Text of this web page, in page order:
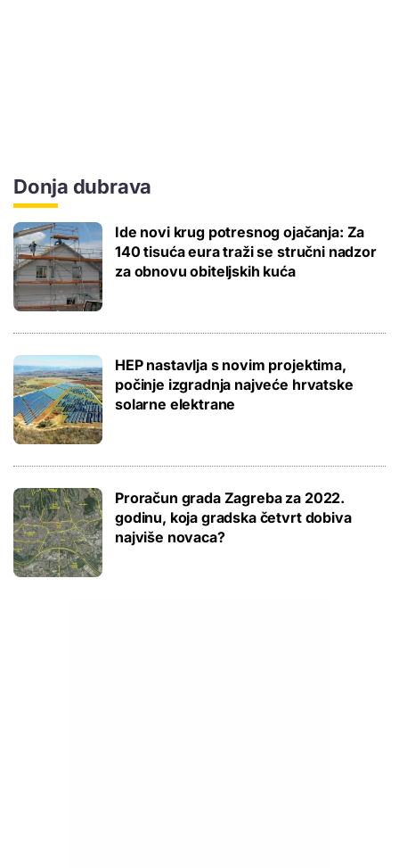
Donja dubrava
Ide novi krug potresnog ojačanja: Za
140 tisuća eura traži se stručni nadzor
za obnovu obiteljskih kuća
HEP nastavlja s novim projektima,
počinje izgradnja najveće hrvatske
solarne elektrane
Proračun grada Zagreba za 2022.
godinu, koja gradska četvrt dobiva
najviše novaca?